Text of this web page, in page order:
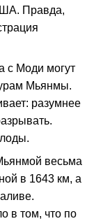
Правда,
с Моди могут
Мьянмы.
разумнее
весьма
в 1643 км, а
в том, что по